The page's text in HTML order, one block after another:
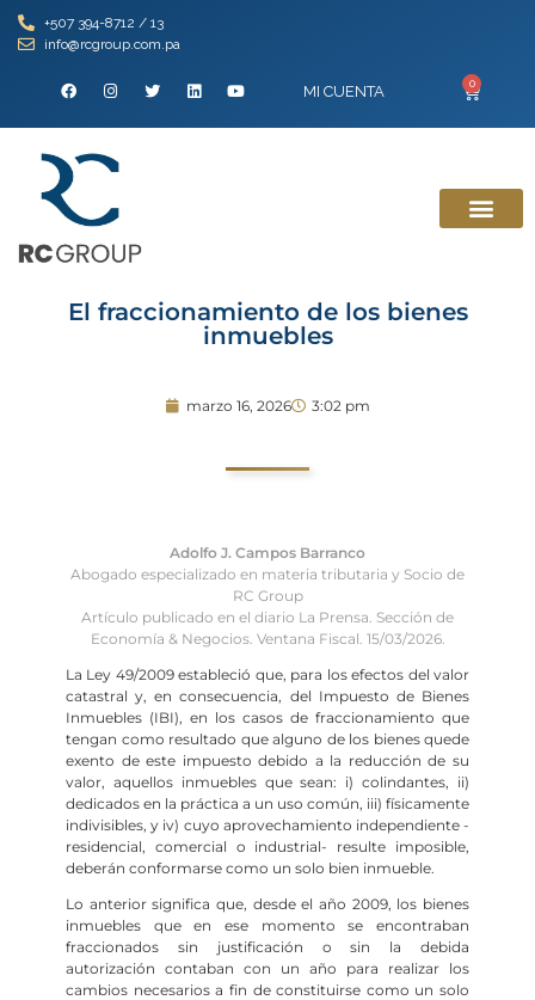
+507 394-8712 / 13
info@rcgroup.com.pa
MI CUENTA 0
El fraccionamiento de los bienes
inmuebles
marzo 16, 2026 3:02 pm
Adolfo J. Campos Barranco
Abogado especializado en materia tributaria y Socio de
RC Group
Artículo publicado en el diario La Prensa. Sección de
Economía & Negocios. Ventana Fiscal. 15/03/2026.
La Ley 49/2009 estableció que, para los efectos del valor
catastral y, en consecuencia, del Impuesto de Bienes
Inmuebles (IBI), en los casos de fraccionamiento que
tengan como resultado que alguno de los bienes quede
exento de este impuesto debido a la reducción de su
valor, aquellos inmuebles que sean: i) colindantes, ii)
dedicados en la práctica a un uso común, iii) físicamente
indivisibles, y iv) cuyo aprovechamiento independiente -
residencial, comercial o industrial- resulte imposible,
deberán conformarse como un solo bien inmueble.
Lo anterior significa que, desde el año 2009, los bienes
inmuebles que en ese momento se encontraban
fraccionados sin justificación o sin la debida
autorización contaban con un año para realizar los
cambios necesarios a fin de constituirse como un solo